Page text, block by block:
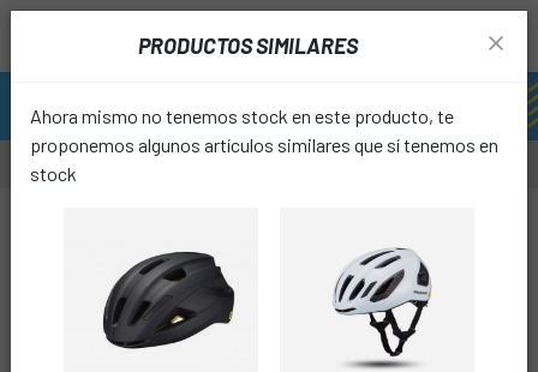
PRODUCTOS SIMILARES
Ahora mismo no tenemos stock en este producto, te
proponemos algunos artículos similares que sí tenemos en
stock